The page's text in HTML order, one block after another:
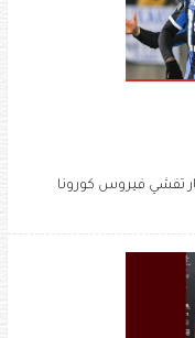
تفشي فيروس كورونا